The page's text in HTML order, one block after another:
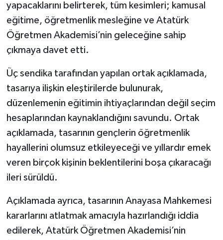
yapacaklarını belirterek, tüm kesimleri; kamusal
eğitime, öğretmenlik mesleğine ve Atatürk
Öğretmen Akademisi’nin geleceğine sahip
çıkmaya davet etti.
Üç sendika tarafından yapılan ortak açıklamada,
tasarıya ilişkin eleştirilerde bulunurak,
düzenlemenin eğitimin ihtiyaçlarından değil seçim
hesaplarından kaynaklandığını savundu. Ortak
açıklamada, tasarının gençlerin öğretmenlik
hayallerini olumsuz etkileyeceği ve yıllardır emek
veren birçok kişinin beklentilerini boşa çıkaracağı
ileri sürüldü.
Açıklamada ayrıca, tasarının Anayasa Mahkemesi
kararlarını atlatmak amacıyla hazırlandığı iddia
edilerek, Atatürk Öğretmen Akademisi’nin